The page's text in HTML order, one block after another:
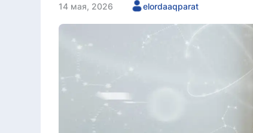
14 мая, 2026 elordaaqparat